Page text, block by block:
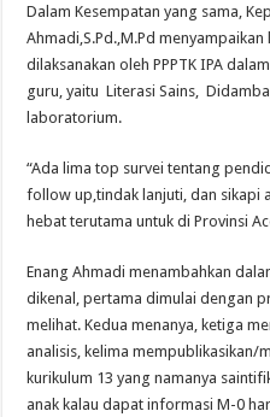
Dalam Kesempatan yang sama,
Ahmadi,S.Pd.,M.Pd
dilaksanakan oleh PPPTK IPA
guru, yaitu Literasi Sains,
laboratorium.
“Ada lima top survei tentang
follow up,tindak lanjuti, dan sikapi
hebat terutama untuk di Provinsi
Enang Ahmadi menambahkan
dikenal, pertama dimulai dengan
melihat. Kedua menanya, ketiga
analisis, kelima mempublikasikan/
kurikulum 13 yang namanya
anak kalau dapat informasi M-0